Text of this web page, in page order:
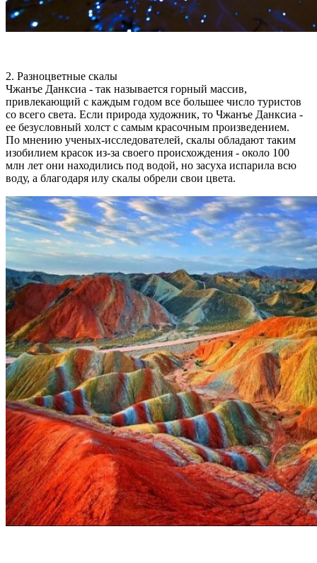
2. Разноцветные скалы
Чжанъе Данксиа - так называется горный массив,
привлекающий с каждым годом все большее число туристов
со всего света. Если природа художник, то Чжанъе Данксиа -
ее безусловный холст с самым красочным произведением.
По мнению ученых-исследователей, скалы обладают таким
изобилием красок из-за своего происхождения - около 100
млн лет они находились под водой, но засуха испарила всю
воду, а благодаря илу скалы обрели свои цвета.